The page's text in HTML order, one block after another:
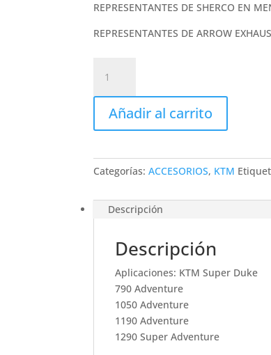
REPRESENTANTES DE SHERCO EN
REPRESENTANTES DE ARROW
AIRE
MARCA
MAHLE
790/1090/1190/1290
cantidad
Añadir al carrito
Categorías:ACCESORIOS, KTM
Descripción
Descripción
Aplicaciones: KTM Super Duke
790 Adventure
1050 Adventure
1190 Adventure
1290 Super Adventure